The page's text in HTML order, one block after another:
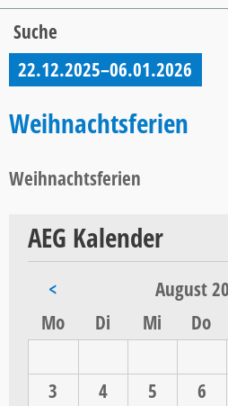
Suche
22.12.2025–06.01.2026
Weihnachtsferien
Weihnachtsferien
AEG Kalender
< August
MontagDienstag
Mittwoch
Do
3
4 5 6